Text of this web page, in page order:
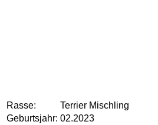
Rasse:
Terrier Mischling
Geburtsjahr: 02.2023